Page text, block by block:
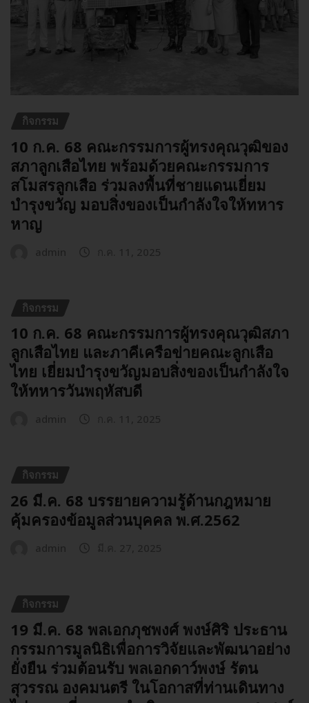
กิจกรรม
10 ก.ค. 68 คณะกรรมการผู้ทรงคุณวุฒิของ
สภาลูกเสือไทย พร้อมด้วยคณะกรรมการ
สโมสรลูกเสือ ร่วมลงพื้นที่ชายแดนเยี่ยม
บำรุงขวัญ มอบสิ่งของเป็นกำลังใจให้ทหาร
หาญ
กิจกรรม
10 ก.ค. 68 คณะกรรมการผู้ทรงคุณวุฒิสภา
ลูกเสือไทย และภาคีเครือข่ายคณะลูกเสือ
ไทย เยี่ยมบำรุงขวัญมอบสิ่งของเป็นกำลังใจ
ให้ทหารวันพฤหัสบดี
กิจกรรม
26 มี.ค. 68 บรรยายความรู้ด้านกฎหมาย
คุ้มครองข้อมูลส่วนบุคคล พ.ศ.2562
กิจกรรม
19 มี.ค. 68 พลเอกภุชพงศ์ พงษ์ศิริ ประธาน
กรรมการมูลนิธิเพื่อการวิจัยและพัฒนาอย่าง
ยั่งยืน ร่วมต้อนรับ พลเอกดาว์พงษ์ รัตน
สุวรรณ องคมนตรี ในโอกาสที่ท่านเดินทาง